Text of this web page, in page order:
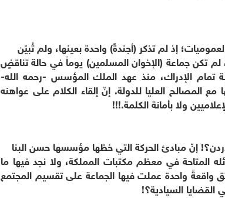
إذ لم تذكر (أجندةً) واحدة بعينها، ولم تُبيّن
لم تكن جماعة (الإخوان المسلمين) يوماً في حالة تناقضٍ
تمام الإدراك، منذ عهد الملك المؤسس -رحمه الله-
المصالح العليا للدولة. إنّ إلقاء الكلام على عواهنه
ولا بأمانة الكلمة.!!!
إنّ مبادئ الحركة التي خطّها مؤسسها حسن البنا
المتاحة في معظم مكتبات المملكة، ولا نجد فيها ما
واقعةً واحدة عملت فيها الجماعة على تقسيم المجتمع
السيادية؟!